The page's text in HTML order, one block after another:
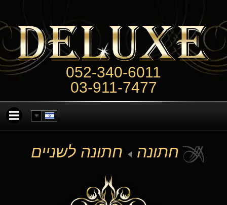
052-340-6011
03-911-7477
חתונה חתונה לשניים